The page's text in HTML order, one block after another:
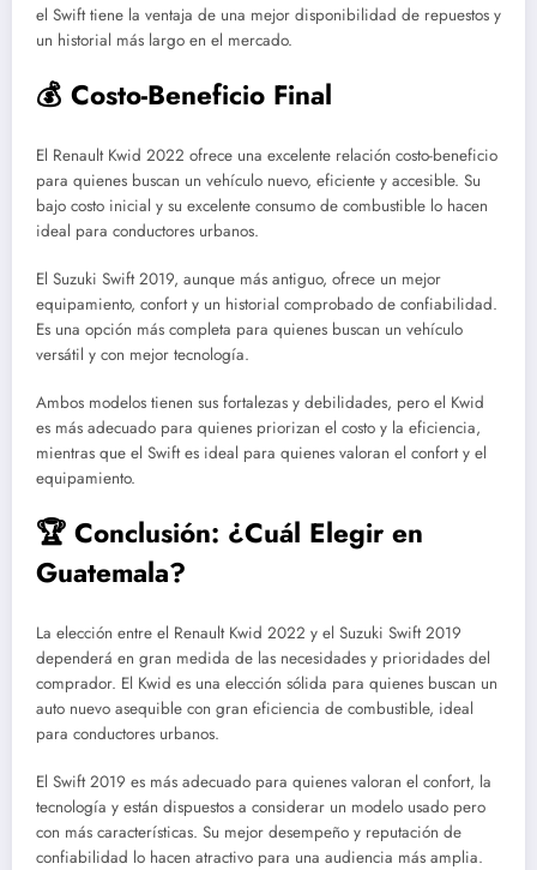
el Swift tiene la ventaja de una mejor disponibilidad de repuestos y
un historial más largo en el mercado.
💰 Costo-Beneficio Final
El Renault Kwid 2022 ofrece una excelente relación costo-beneficio
para quienes buscan un vehículo nuevo, eficiente y accesible. Su
bajo costo inicial y su excelente consumo de combustible lo hacen
ideal para conductores urbanos.
El Suzuki Swift 2019, aunque más antiguo, ofrece un mejor
equipamiento, confort y un historial comprobado de confiabilidad.
Es una opción más completa para quienes buscan un vehículo
versátil y con mejor tecnología.
Ambos modelos tienen sus fortalezas y debilidades, pero el Kwid
es más adecuado para quienes priorizan el costo y la eficiencia,
mientras que el Swift es ideal para quienes valoran el confort y el
equipamiento.
🏆 Conclusión: ¿Cuál Elegir en
Guatemala?
La elección entre el Renault Kwid 2022 y el Suzuki Swift 2019
dependerá en gran medida de las necesidades y prioridades del
comprador. El Kwid es una elección sólida para quienes buscan un
auto nuevo asequible con gran eficiencia de combustible, ideal
para conductores urbanos.
El Swift 2019 es más adecuado para quienes valoran el confort, la
tecnología y están dispuestos a considerar un modelo usado pero
con más características. Su mejor desempeño y reputación de
confiabilidad lo hacen atractivo para una audiencia más amplia.